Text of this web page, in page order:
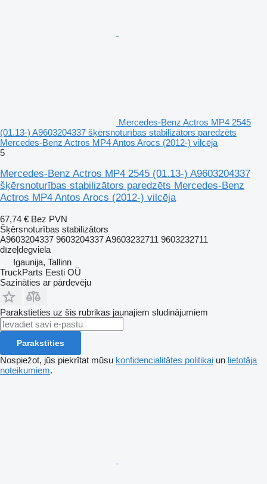
Mercedes-Benz Actros MP4 2545
(01.13-) A9603204337 šķērsnoturības stabilizātors paredzēts
Mercedes-Benz Actros MP4 Antos Arocs (2012-) vilcēja
5
Mercedes-Benz Actros MP4 2545 (01.13-) A9603204337
šķērsnoturības stabilizātors paredzēts Mercedes-Benz
Actros MP4 Antos Arocs (2012-) vilcēja
67,74 € Bez PVN
Šķērsnoturības stabilizātors
A9603204337 9603204337 A9603232711 9603232711
dīzeļdegviela
Igaunija, Tallinn
TruckParts Eesti OÜ
Sazināties ar pārdevēju
Parakstieties uz šis rubrikas jaunajiem sludinājumiem
Parakstīties
Nospiežot, jūs piekrītat mūsu konfidencialitātes politikai un lietotāja
noteikumiem.